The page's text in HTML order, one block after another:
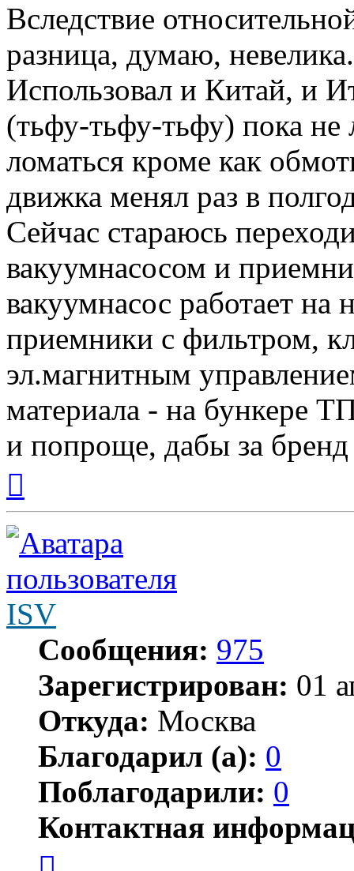
Вследствие
разница, думаю, невелика.
Использовал и Китай, и
(тьфу-тьфу-тьфу) пока
ломаться кроме как
движка менял раз в
Сейчас стараюсь
вакуумнасосом и
вакуумнасос работает на
приемники с фильтром,
эл.магнитным
материала - на бункере
и попроще, дабы за бренд
началу
ISV
Сообщения: 975
Зарегистрирован: 01
Откуда: Москва
Благодарил (а): 0
Поблагодарили: 0
Контактная